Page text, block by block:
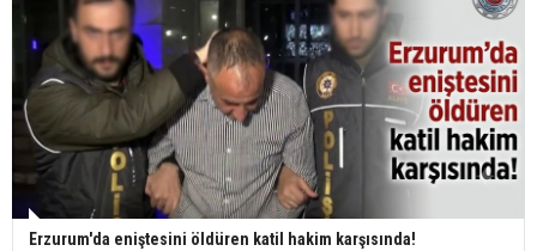
Erzurum'da eniştesini öldüren katil hakim karşısında!